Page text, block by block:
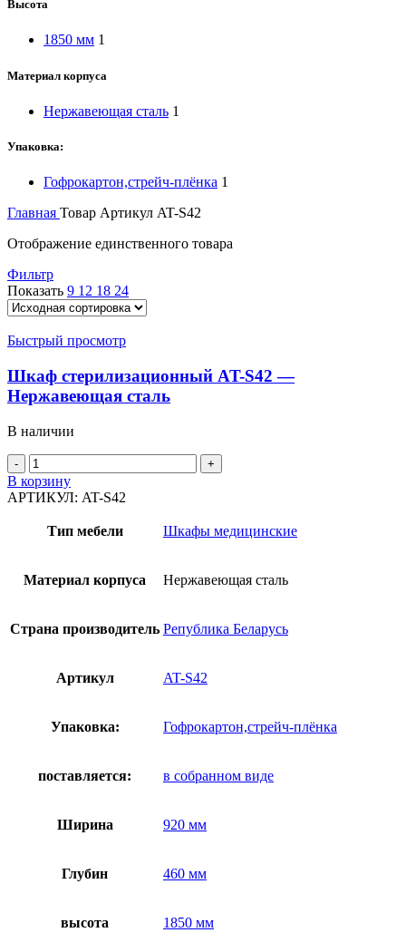
Высота
1850 мм 1
Материал корпуса
Нержавеющая сталь 1
Упаковка:
Гофрокартон,стрейч-плёнка 1
Главная Товар Артикул AT-S42
Отображение единственного товара
Фильтр
Показать 9 12 18 24
Быстрый просмотр
Шкаф стерилизационный AT-S42 —
Нержавеющая сталь
В наличии
В корзину
АРТИКУЛ: AT-S42
Тип мебели Шкафы медицинские
Материал корпуса Нержавеющая сталь
Страна производитель Република Беларусь
Артикул AT-S42
Упаковка: Гофрокартон,стрейч-плёнка
поставляется: в собранном виде
Ширина 920 мм
Глубин 460 мм
высота 1850 мм